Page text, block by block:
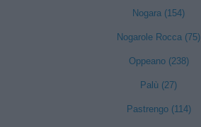
Nogara (154)
Nogarole Rocca (75)
Oppeano (238)
Palù (27)
Pastrengo (114)